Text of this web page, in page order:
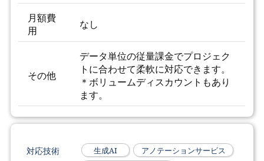
月額費
用
なし
その他
データ単位の従量課金でプロジェク
トに合わせて柔軟に対応できます。
＊ボリュームディスカウントもあり
ます。
対応技術 生成AI
アノテーションサービス